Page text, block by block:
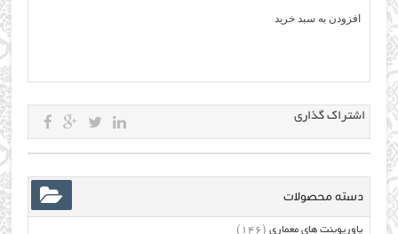
افزودن به سبد خرید
اشتراک گذاری
دسته محصولات
پاورپوینت های معماری (146)